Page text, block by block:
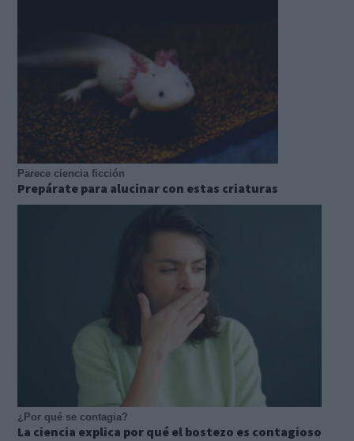
Parece ciencia ficción
Prepárate para alucinar con estas criaturas
¿Por qué se contagia?
La ciencia explica por qué el bostezo es contagioso